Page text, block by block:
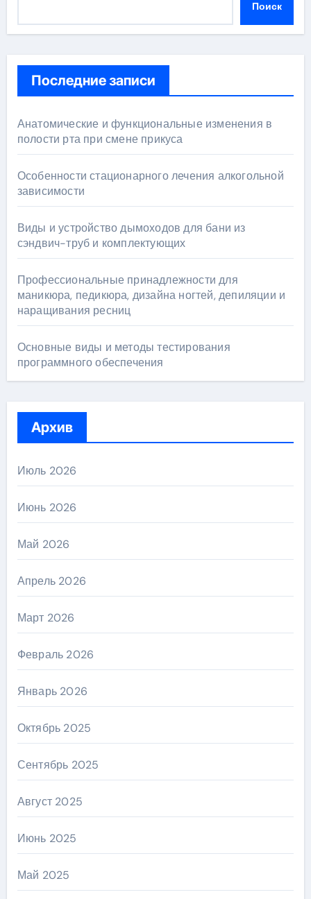
Поиск
Последние записи
Анатомические и функциональные изменения в
полости рта при смене прикуса
Особенности стационарного лечения алкогольной
зависимости
Виды и устройство дымоходов для бани из
сэндвич-труб и комплектующих
Профессиональные принадлежности для
маникюра, педикюра, дизайна ногтей, депиляции и
наращивания ресниц
Основные виды и методы тестирования
программного обеспечения
Архив
Июль 2026
Июнь 2026
Май 2026
Апрель 2026
Март 2026
Февраль 2026
Январь 2026
Октябрь 2025
Сентябрь 2025
Август 2025
Июнь 2025
Май 2025